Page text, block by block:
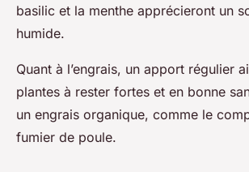
basilic et la menthe apprécieront un
humide.
Quant à l’engrais, un apport régulier
plantes à rester fortes et en bonne
un engrais organique, comme le
fumier de poule.